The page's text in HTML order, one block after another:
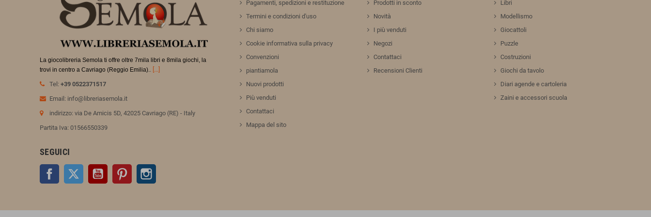
La giocolibreria Semola ti offre oltre 7mila libri e 8mila giochi, la
trovi in centro a Cavriago (Reggio Emilia).. [...]
Tel: +39 0522371517
Email: info@libreriasemola.it
indirizzo: via De Amicis 5D, 42025 Cavriago (RE) - Italy
Partita Iva: 01566550339
SEGUICI
Facebook Twitter YouTube Pinterest
Pagamenti, spedizioni e restituzione
Termini e condizioni d'uso
Chi siamo
Cookie informativa sulla privacy
Convenzioni
piantiamola
Nuovi prodotti
Più venduti
Contattaci
Mappa del sito
Prodotti in sconto
Novità
I più venduti
Negozi
Contattaci
Recensioni Clienti
Libri
Modellismo
Giocattoli
Puzzle
Costruzioni
Giochi da tavolo
Diari agende e cartoleria
Zaini e accessori scuola